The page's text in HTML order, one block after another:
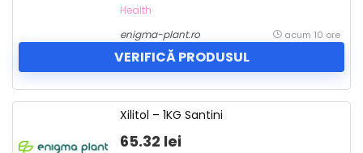
Health
enigma-plant.ro
acum 10 ore
VERIFICĂ PRODUSUL
Xilitol – 1KG Santini
65.32 lei